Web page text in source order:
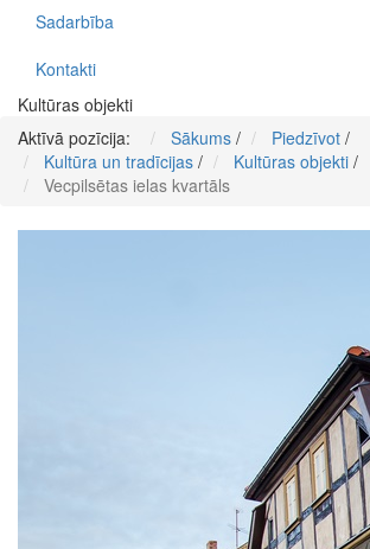
Sadarbība
Kontakti
Kultūras objekti
Aktīvā pozīcija:
Sākums / Piedzīvot /
Kultūra un tradīcijas / Kultūras objekti /
Vecpilsētas ielas kvartāls